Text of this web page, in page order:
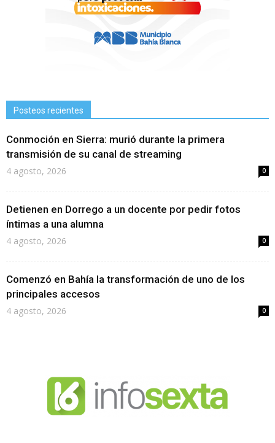
Posteos recientes
Conmoción en Sierra: murió durante la primera
transmisión de su canal de streaming
4 agosto, 2026 0
Detienen en Dorrego a un docente por pedir fotos
íntimas a una alumna
4 agosto, 2026 0
Comenzó en Bahía la transformación de uno de los
principales accesos
4 agosto, 2026 0